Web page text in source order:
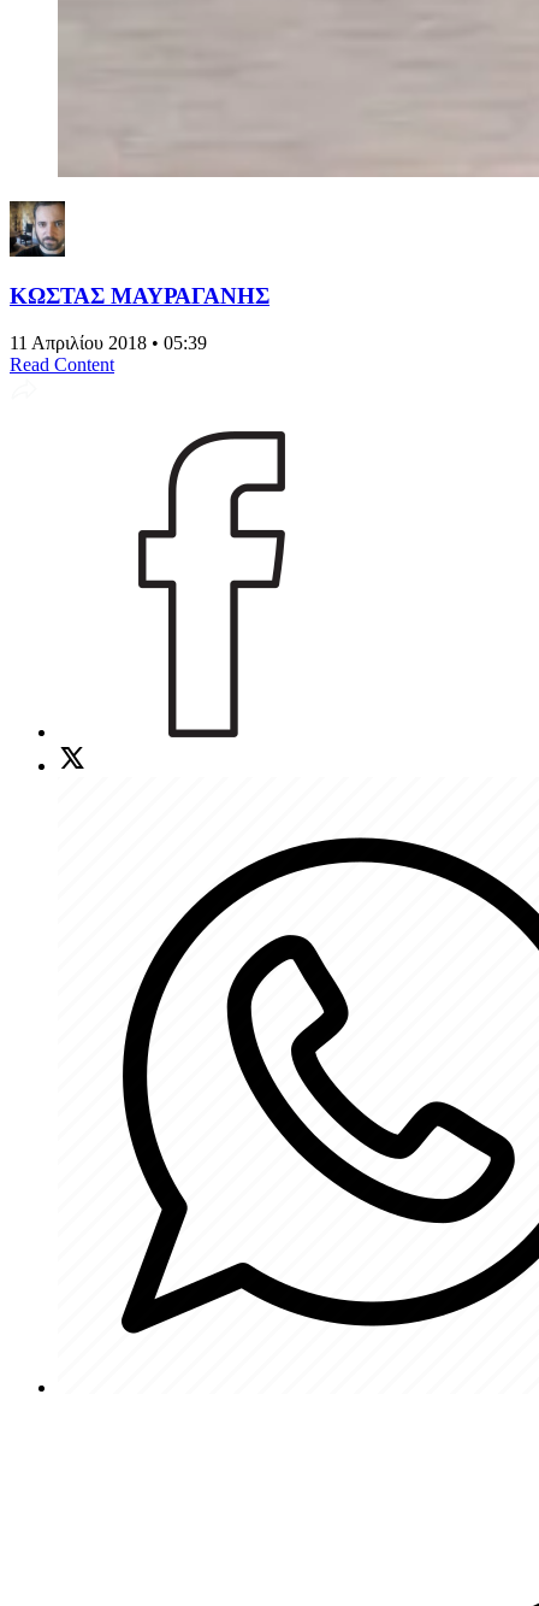
ΚΩΣΤΑΣ ΜΑΥΡΑΓΑΝΗΣ
11 Απριλίου 2018 • 05:39
Read Content